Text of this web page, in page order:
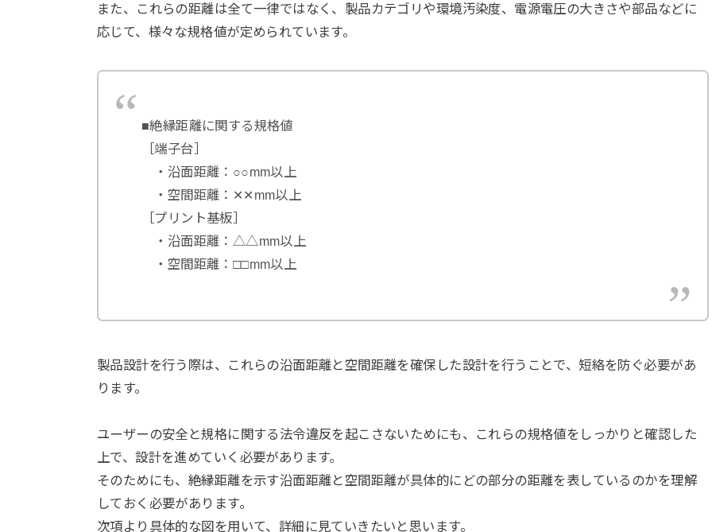
また、これらの距離は全て一律ではなく、製品カテゴリや環境汚染度、電源電圧の大きさや部品などに
応じて、様々な規格値が定められています。
■絶縁距離に関する規格値
［端子台］
・沿面距離：○○mm以上
・空間距離：✕✕mm以上
［プリント基板］
・沿面距離：△△mm以上
・空間距離：□□mm以上
製品設計を行う際は、これらの沿面距離と空間距離を確保した設計を行うことで、短絡を防ぐ必要があ
ります。
ユーザーの安全と規格に関する法令違反を起こさないためにも、これらの規格値をしっかりと確認した
上で、設計を進めていく必要があります。
そのためにも、絶縁距離を示す沿面距離と空間距離が具体的にどの部分の距離を表しているのかを理解
しておく必要があります。
次項より具体的な図を用いて、詳細に見ていきたいと思います。